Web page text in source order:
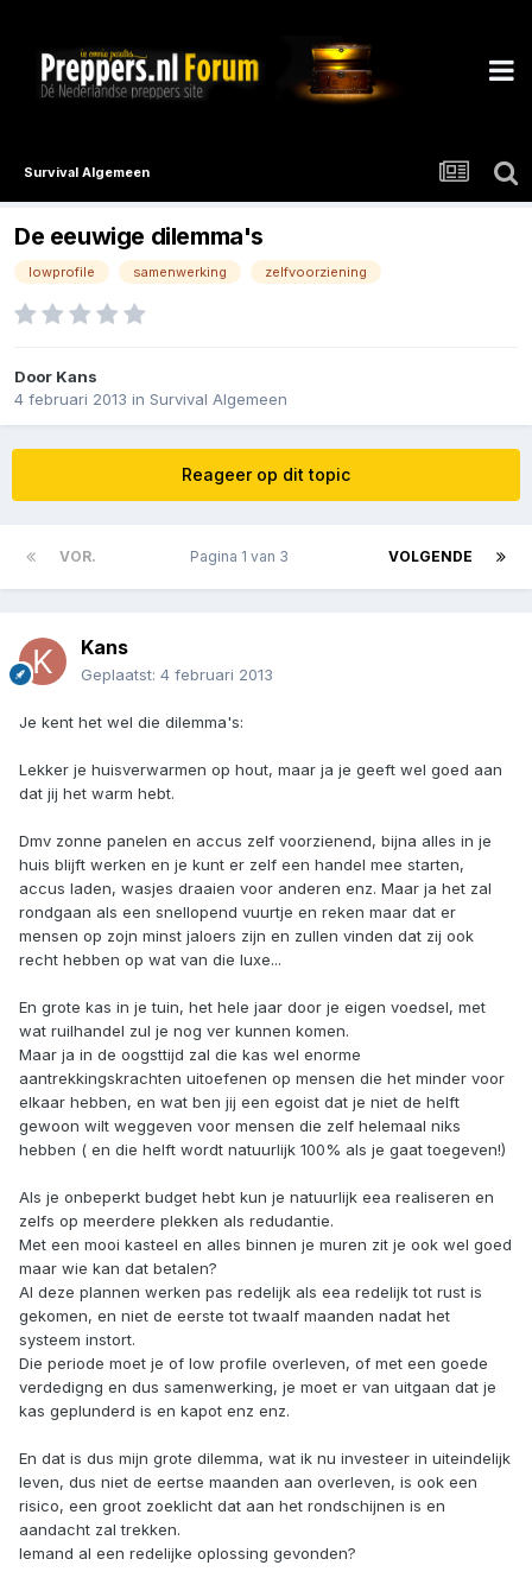
Survival Algemeen
De eeuwige dilemma's
lowprofile samenwerking zelfvoorziening
Door Kans
4 februari 2013 in Survival Algemeen
Reageer op dit topic
VOR. VOLGENDE
Pagina 1 van 3
Kans
Geplaatst: 4 februari 2013
Je kent het wel die dilemma's:
Lekker je huisverwarmen op hout, maar ja je geeft wel goed aan
dat jij het warm hebt.
Dmv zonne panelen en accus zelf voorzienend, bijna alles in je
huis blijft werken en je kunt er zelf een handel mee starten,
accus laden, wasjes draaien voor anderen enz. Maar ja het zal
rondgaan als een snellopend vuurtje en reken maar dat er
mensen op zojn minst jaloers zijn en zullen vinden dat zij ook
recht hebben op wat van die luxe...
En grote kas in je tuin, het hele jaar door je eigen voedsel, met
wat ruilhandel zul je nog ver kunnen komen.
Maar ja in de oogsttijd zal die kas wel enorme
aantrekkingskrachten uitoefenen op mensen die het minder voor
elkaar hebben, en wat ben jij een egoist dat je niet de helft
gewoon wilt weggeven voor mensen die zelf helemaal niks
hebben ( en die helft wordt natuurlijk 100% als je gaat toegeven!)
Als je onbeperkt budget hebt kun je natuurlijk eea realiseren en
zelfs op meerdere plekken als redudantie.
Met een mooi kasteel en alles binnen je muren zit je ook wel goed
maar wie kan dat betalen?
Al deze plannen werken pas redelijk als eea redelijk tot rust is
gekomen, en niet de eerste tot twaalf maanden nadat het
systeem instort.
Die periode moet je of low profile overleven, of met een goede
verdedigng en dus samenwerking, je moet er van uitgaan dat je
kas geplunderd is en kapot enz enz.
En dat is dus mijn grote dilemma, wat ik nu investeer in uiteindelijk
leven, dus niet de eertse maanden aan overleven, is ook een
risico, een groot zoeklicht dat aan het rondschijnen is en
aandacht zal trekken.
Iemand al een redelijke oplossing gevonden?